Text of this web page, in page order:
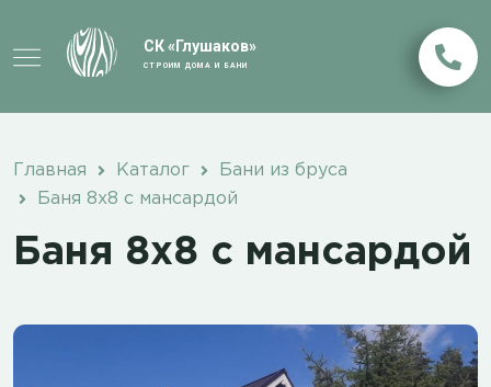
СК «Глушаков»
СТРОИМ ДОМА И БАНИ
Главная Каталог
Бани из бруса
Баня 8х8 с мансардой
Баня 8х8 с мансардой